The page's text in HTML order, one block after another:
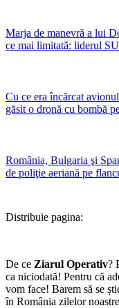
Marja de manevră a lui
ce mai limitată: liderul
Cu ce era încărcat
găsit o dronă cu bombă
România, Bulgaria şi
de poliţie aeriană pe
Distribuie pagina:
De ce Ziarul Operativ?
ca niciodată! Pentru că
vom face! Barem să se
în România zilelor